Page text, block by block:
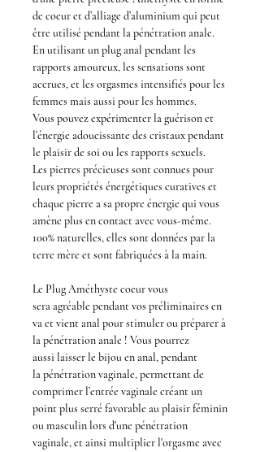
de coeuret d’alliage d’aluminium qui peut
être utilisé pendant la pénétration anale.
En utilisant un plug anal pendant les
rapports amoureux, les sensations sont
accrues, et les orgasmes intensifiés pour les
femmes mais aussi pour les hommes.
Vous pouvez expérimenter la guérison et
l’énergie adoucissante des cristaux pendant
le plaisir de soi ou les rapports sexuels.
Les pierres précieuses sont connues pour
leurs propriétés énergétiques curatives et
chaque pierre a sa propre énergie qui vous
amène plus en contact avec vous-même.
100% naturelles, elles sont données par la
terre mère et sont fabriquées à la main.
Le Plug Améthyste coeurvous
sera agréable pendant vos préliminaires en
va et vient anal pour stimuler ou préparer à
lapénétration anale ! Vous pourrez
aussi laisser le bijou en anal,pendant
lapénétration vaginale, permettant de
comprimer l’entrée vaginale créant un
point plus serré favorable au plaisir féminin
ou masculin lors d'une pénétration
vaginale, et ainsi multiplier l'orgasme avec